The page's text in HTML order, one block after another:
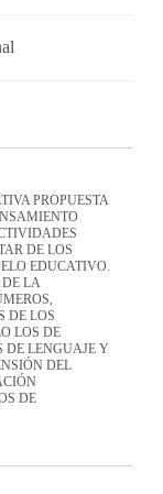
PROPUESTA
DE LOS
EDUCATIVO.
LA
DE LOS
LOS DE
DE LENGUAJE Y
DEL
DE